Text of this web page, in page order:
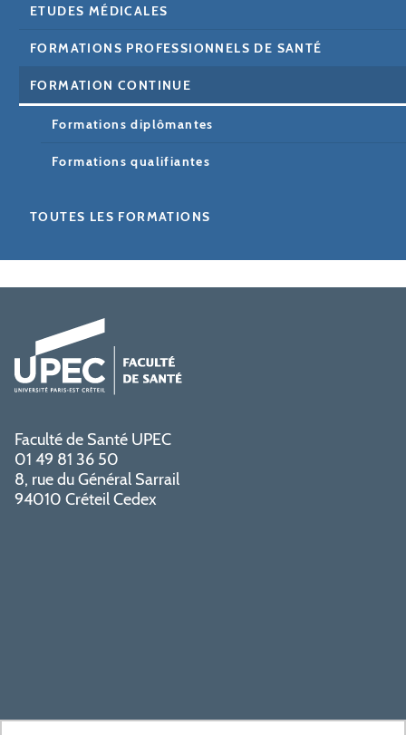
ETUDES MÉDICALES
FORMATIONS PROFESSIONNELS DE SANTÉ
FORMATION CONTINUE
Formations diplômantes
Formations qualifiantes
TOUTES LES FORMATIONS
Faculté de Santé UPEC
01 49 81 36 50
8, rue du Général Sarrail
94010 Créteil Cedex